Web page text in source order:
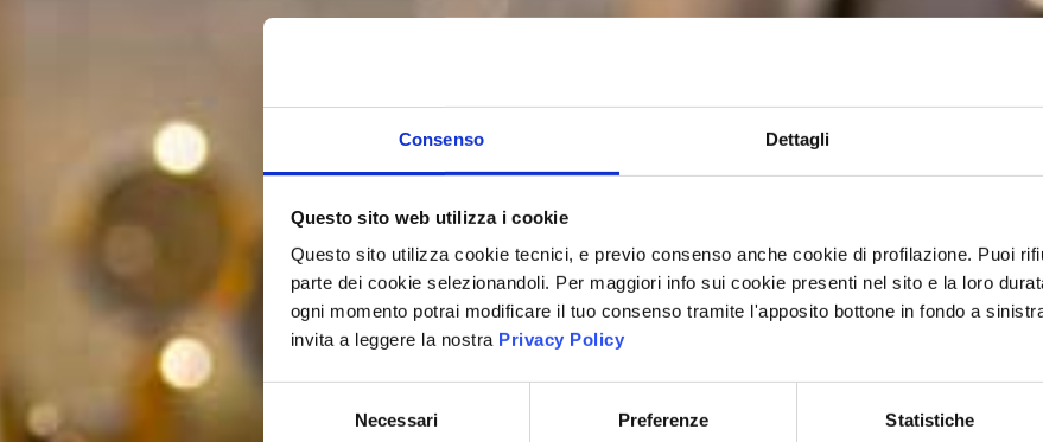
Consenso Dettagli
Questo sito web utilizza i cookie
Questo sito utilizza cookie tecnici, e previo consenso anche cookie di profilazione. Puoi
parte dei cookie selezionandoli. Per maggiori info sui cookie presenti nel sito e la loro
ogni momento potrai modificare il tuo consenso tramite l'apposito bottone in fondo a
invita a leggere la nostra Privacy Policy
Necessari Preferenze Statistiche